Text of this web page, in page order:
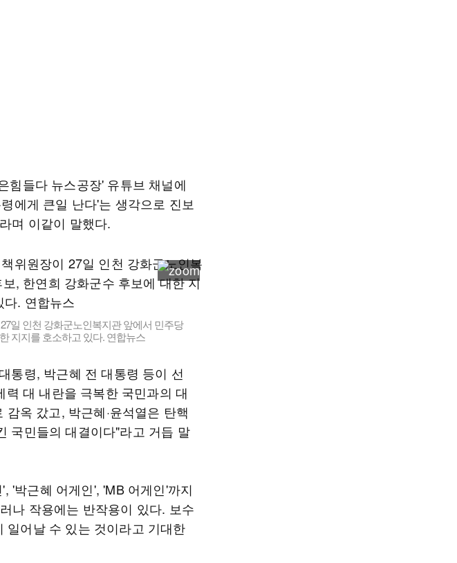
힘들다 뉴스공장' 유튜브 채널에
에게 큰일 난다'는 생각으로 진보
며 이같이 말했다.
일 인천 강화군노인복지관 앞에서 민주당
지지를 호소하고 있다. 연합뉴스
통령, 박근혜 전 대통령 등이 선
대 내란을 극복한 국민과의 대
옥 갔고, 박근혜·윤석열은 탄핵
국민들의 대결이다"라고 거듭 말
'박근혜 어게인', 'MB 어게인'까지
나 작용에는 반작용이 있다. 보수
일어날 수 있는 것이라고 기대한